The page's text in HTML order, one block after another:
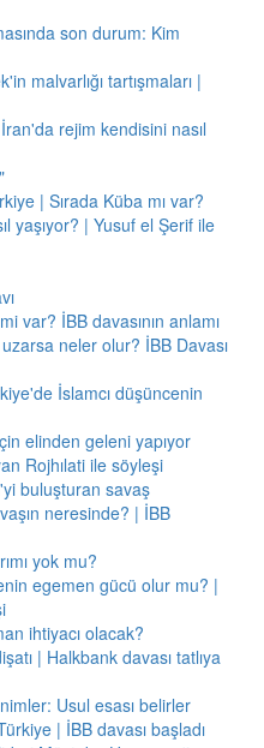
son durum: Kim
malvarlığı tartışmaları |
rejim kendisini nasıl
| Sırada Küba mı var?
yaşıyor? | Yusuf el Şerif ile
var? İBB davasının anlamı
neler olur? İBB Davası
İslamcı düşüncenin
elinden geleni yapıyor
Rojhılati ile söyleşi
buluşturan savaş
neresinde? | İBB
yok mu?
egemen gücü olur mu? |
ihtiyacı olacak?
| Halkbank davası tatlıya
Usul esası belirler
| İBB davası başladı